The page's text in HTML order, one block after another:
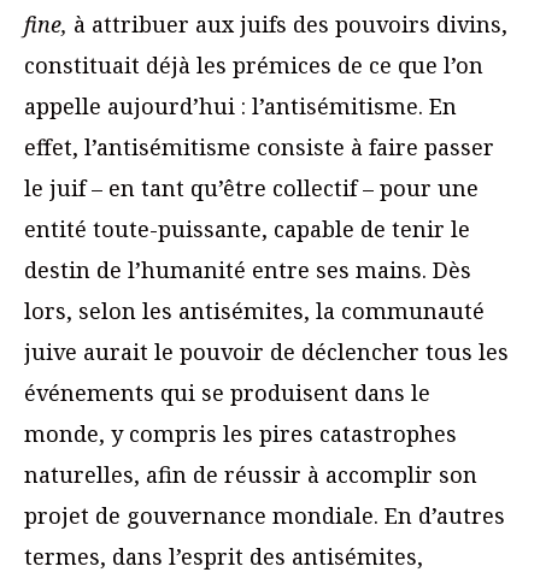
fine, à attribuer aux juifs des pouvoirs divins,
constituait déjà les prémices de ce que l’on
appelle aujourd’hui : l’antisémitisme. En
effet, l’antisémitisme consiste à faire passer
le juif – en tant qu’être collectif – pour une
entité toute-puissante, capable de tenir le
destin de l’humanité entre ses mains. Dès
lors, selon les antisémites, la communauté
juive aurait le pouvoir de déclencher tous les
événements qui se produisent dans le
monde, y compris les pires catastrophes
naturelles, afin de réussir à accomplir son
projet de gouvernance mondiale. En d’autres
termes, dans l’esprit des antisémites,